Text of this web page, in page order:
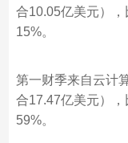
合10.05亿美元）
15%。
第一财季来自云计
合17.47亿美元）
59%。